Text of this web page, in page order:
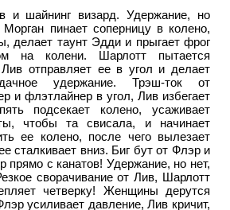
и шайнинг визард. Удержание, но
пинает соперницу в колено,
делает таунт Эдди и прыгает фрог
на колени. Шарлотт пытается
Лив отправляет ее в угол и делает
удержание. Трэш-ток от
и флэтлайнер в угол, Лив избегает
подсекает колено, усаживает
чтобы та свисала, и начинает
ее колено, после чего вылезает
сталкивает вниз. Биг бут от Флэр и
прямо с канатов! Удержание, но нет,
сворачивание от Лив, Шарлотт
четверку! Женщины дерутся
усиливает давление, Лив кричит,